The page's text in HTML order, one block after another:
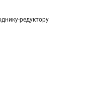
редуктору